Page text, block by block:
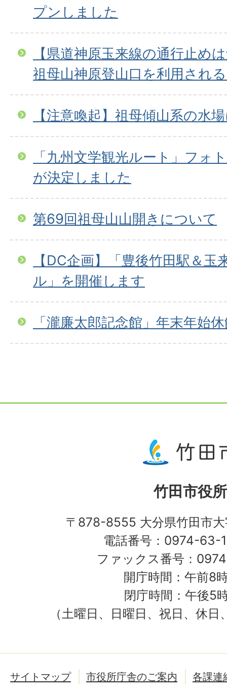
プンしました
【県道神原玉来線の通行止め
祖母山神原登山口を利用され
【注意喚起】祖母傾山系の水
「九州文学観光ルート」フォ
が決定しました
第69回祖母山山開きについて
【DC企画】「豊後竹田駅＆
ル」を開催します
「瀧廉太郎記念館」年末年始
竹田市役所
〒878-8555 大分県竹田市
電話番号：0974-63-
ファックス番号：
開庁時間：午前8
閉庁時間：午後5
（土曜日、日曜日、祝日、休
サイトマップ 市役所庁舎のご案内
各課連